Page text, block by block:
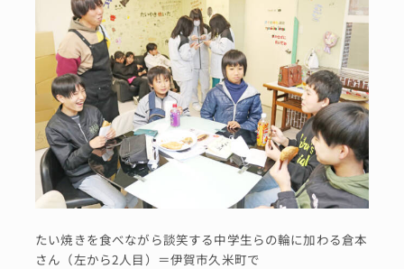
たい焼きを食べながら談笑する中学生らの輪に加わる倉本
さん（左から2人目）＝伊賀市久米町で